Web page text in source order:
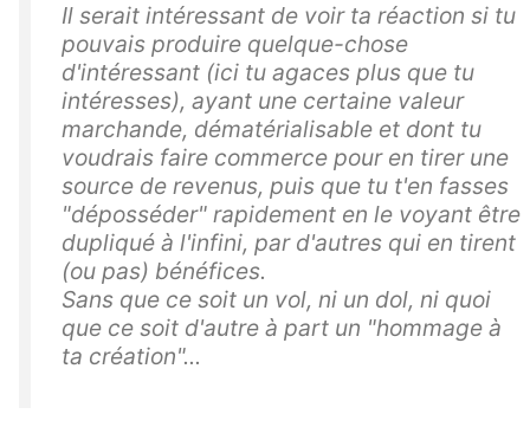
Il serait intéressant de voir ta réaction si tu
pouvais produire quelque-chose
d'intéressant (ici tu agaces plus que tu
intéresses), ayant une certaine valeur
marchande, dématérialisable et dont tu
voudrais faire commerce pour en tirer une
source de revenus, puis que tu t'en fasses
"déposséder" rapidement en le voyant être
dupliqué à l'infini, par d'autres qui en tirent
(ou pas) bénéfices.
Sans que ce soit un vol, ni un dol, ni quoi
que ce soit d'autre à part un "hommage à
ta création"...